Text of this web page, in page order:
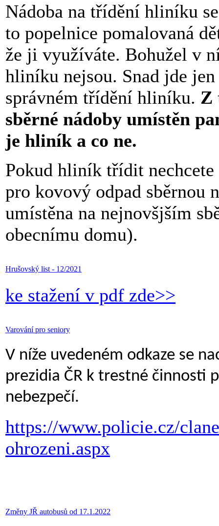
Nádoba na třídění hliníku
to popelnice pomalovaná
že ji využíváte. Bohužel v
hliníku nejsou. Snad jde
správném třídění hliníku. Z
sběrné nádoby umístěn
je hliník a co ne.
Pokud hliník třídit
pro kovový odpad sběrnou
umístěna na nejnovšjším
obecnímu domu).
Hrušovský list - 12/2021
ke stažení v pdf zde>>
Varování pro seniory
V níže uvedeném odkaze se
prezidia ČR k trestné činnosti
nebezpečí.
https://www.policie.cz/
ohrozeni.aspx
Změny JŘ autobusů od 17.1.2022